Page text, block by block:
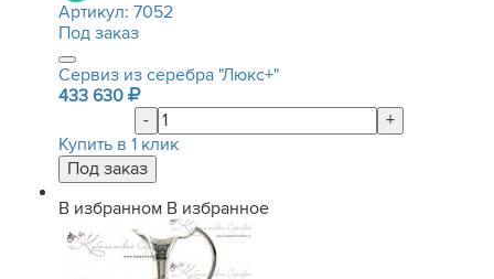
Артикул: 7052
Под заказ
Сервиз из серебра "Люкс+"
433 630
-
+
Купить в 1 клик
В избранном В избранное